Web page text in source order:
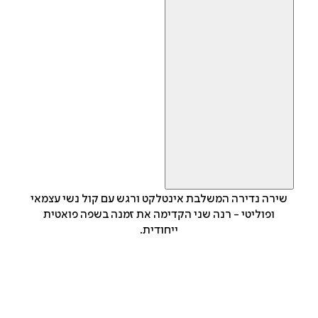
שירה נדירה המשלבת אינטלקט ורגש עם קול נשי עצמאי
ופוליטי - רנה שני הקדימה את זמנה בשפה פואטית
ייחודית.